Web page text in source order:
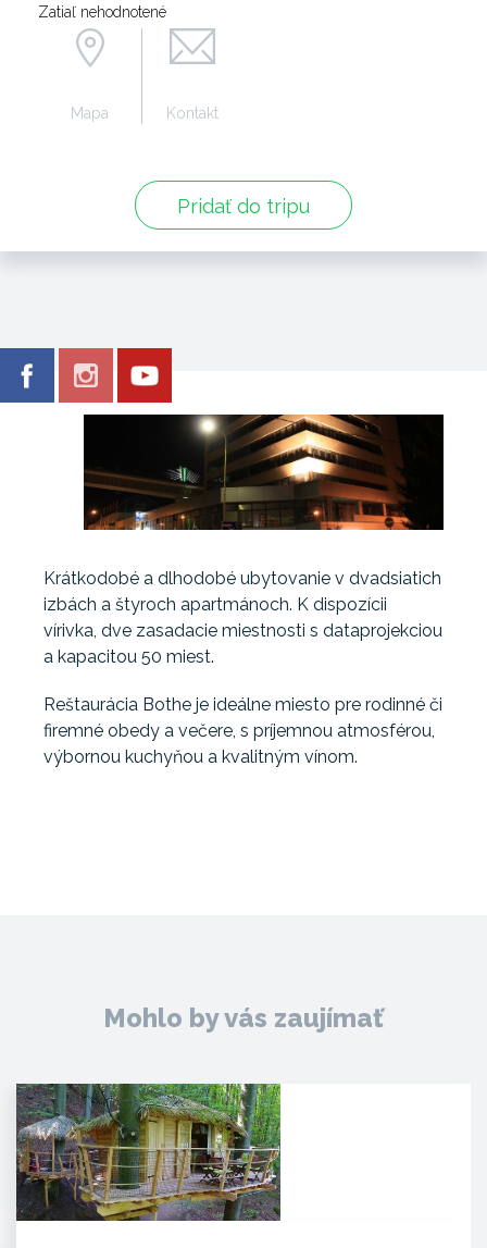
Zatiaľ nehodnotené
Pridať do tripu
Mapa Kontakt
Krátkodobé a dlhodobé ubytovanie v dvadsiatich
izbách a štyroch apartmánoch. K dispozícii
vírivka, dve zasadacie miestnosti s dataprojekciou
a kapacitou 50 miest.
Reštaurácia Bothe je ideálne miesto pre rodinné či
firemné obedy a večere, s príjemnou atmosférou,
výbornou kuchyňou a kvalitným vínom.
Mohlo by vás zaujímať